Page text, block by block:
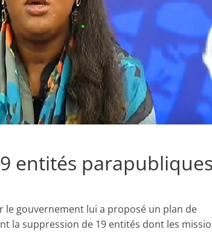
entités parapubliques
le gouvernement lui a proposé un plan de
la suppression de 19 entités dont les